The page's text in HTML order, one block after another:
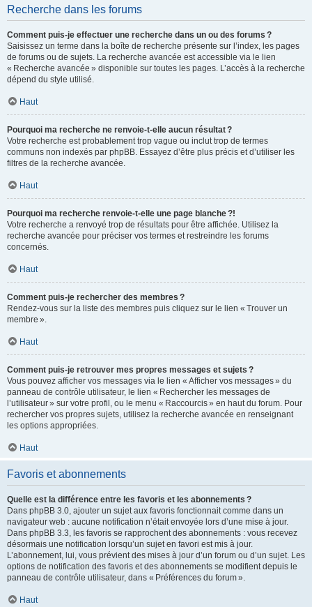
Recherche dans les forums
Comment puis-je effectuer une recherche dans un ou des forums ?
Saisissez un terme dans la boîte de recherche présente sur l’index, les pages
de forums ou de sujets. La recherche avancée est accessible via le lien
« Recherche avancée » disponible sur toutes les pages. L’accès à la recherche
dépend du style utilisé.
Haut
Pourquoi ma recherche ne renvoie-t-elle aucun résultat ?
Votre recherche est probablement trop vague ou inclut trop de termes
communs non indexés par phpBB. Essayez d’être plus précis et d’utiliser les
filtres de la recherche avancée.
Haut
Pourquoi ma recherche renvoie-t-elle une page blanche ?!
Votre recherche a renvoyé trop de résultats pour être affichée. Utilisez la
recherche avancée pour préciser vos termes et restreindre les forums
concernés.
Haut
Comment puis-je rechercher des membres ?
Rendez-vous sur la liste des membres puis cliquez sur le lien « Trouver un
membre ».
Haut
Comment puis-je retrouver mes propres messages et sujets ?
Vous pouvez afficher vos messages via le lien « Afficher vos messages » du
panneau de contrôle utilisateur, le lien « Rechercher les messages de
l’utilisateur » sur votre profil, ou le menu « Raccourcis » en haut du forum. Pour
rechercher vos propres sujets, utilisez la recherche avancée en renseignant
les options appropriées.
Haut
Favoris et abonnements
Quelle est la différence entre les favoris et les abonnements ?
Dans phpBB 3.0, ajouter un sujet aux favoris fonctionnait comme dans un
navigateur web : aucune notification n’était envoyée lors d’une mise à jour.
Dans phpBB 3.3, les favoris se rapprochent des abonnements : vous recevez
désormais une notification lorsqu’un sujet en favori est mis à jour.
L’abonnement, lui, vous prévient des mises à jour d’un forum ou d’un sujet. Les
options de notification des favoris et des abonnements se modifient depuis le
panneau de contrôle utilisateur, dans « Préférences du forum ».
Haut